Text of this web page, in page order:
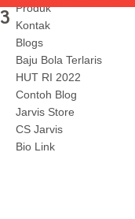
3 Produk
Kontak
Blogs
Baju Bola Terlaris
HUT RI 2022
Contoh Blog
Jarvis Store
CS Jarvis
Bio Link